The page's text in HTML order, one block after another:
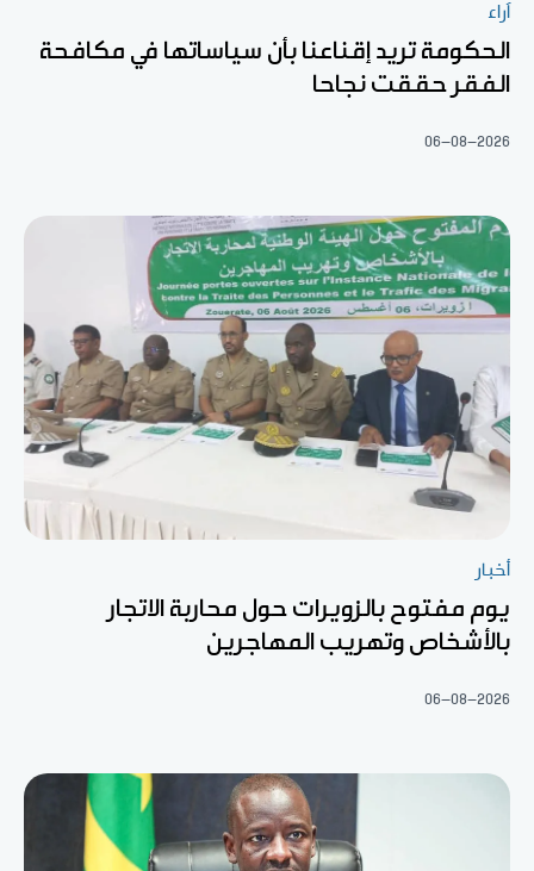
آراء
الحكومة تريد إقناعنا بأن سياساتها في مكافحة
الفقر حققت نجاحا
06-08-2026
أخبار
يوم مفتوح بالزويرات حول محاربة الاتجار
بالأشخاص وتهريب المهاجرين
06-08-2026